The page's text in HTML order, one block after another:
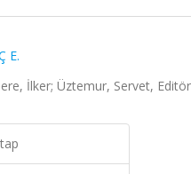
E.
İlker; Üztemur, Servet,